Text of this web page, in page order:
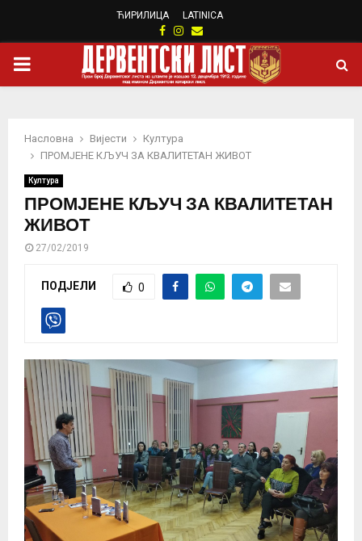
ЋИРИЛИЦА LATINICA
Facebook
Instagram
Email
PRIMARY
Насловна Вијести
Култура
ПРОМЈЕНЕ КЉУЧ ЗА КВАЛИТЕТАН ЖИВОТ
Култура
ПРОМЈЕНЕ КЉУЧ ЗА КВАЛИТЕТАН
ЖИВОТ
27/02/2019
ПОДЈЕЛИ 0